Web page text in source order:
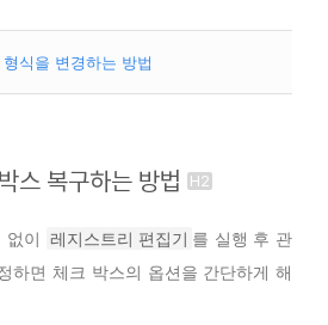
식을 변경하는 방법
스 복구하는 방법
없이 레지스트리 편집기 를 실행 후 관
하면 체크 박스의 옵션을 간단하게 해